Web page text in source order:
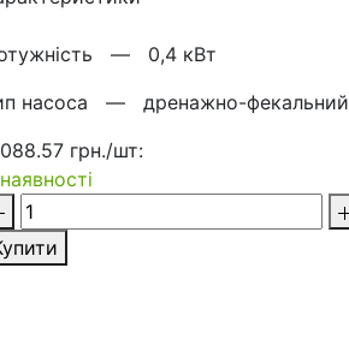
— 0,4 кВт
насоса — дренажно-фекальний
грн./шт: